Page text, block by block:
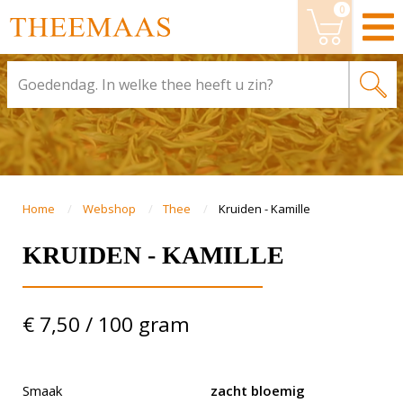
0
Wijzig bestelling BESTELLEN
Home Webshop Thee Kruiden - Kamille
KRUIDEN - KAMILLE
€ 7,50 / 100 gram
Smaak zacht bloemig
Dit product is toegevoegd aan je
VERDER WINKELEN